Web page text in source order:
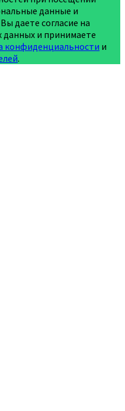
данные и
даете согласие на
и принимаете
конфиденциальности и
.